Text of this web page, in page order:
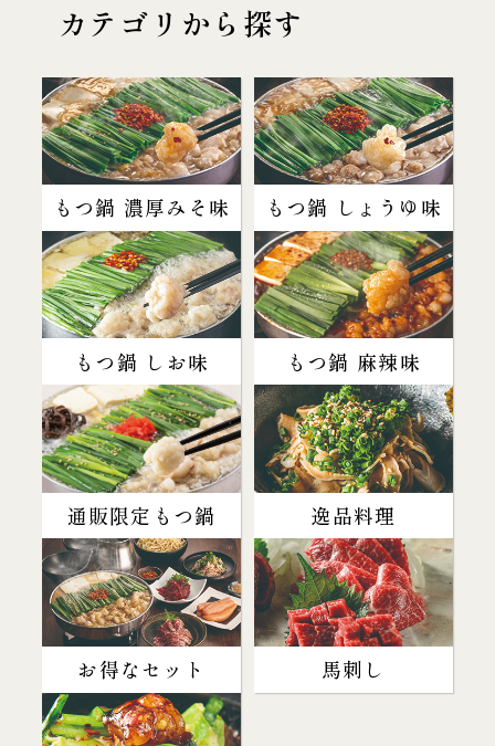
カテゴリから探す
もつ鍋 濃厚みそ味 もつ鍋 しょうゆ味
もつ鍋 しお味 もつ鍋 麻辣味
通販限定もつ鍋 逸品料理
お得なセット 馬刺し